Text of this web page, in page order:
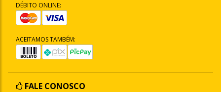
DÉBITO ONLINE:
ACEITAMOS TAMBÉM:
FALE CONOSCO